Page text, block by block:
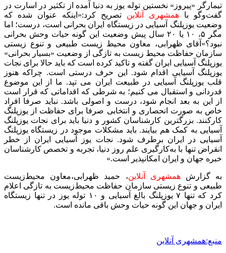
تیمارگر «پیروز» نخستین توله یوز به دنیا آمده از تکثیر در اسارت در
گفت‌وگو با همشهری آنلاین تصریح کرد:«اینکه عنوان شده که
وضعیت یوزپلنگ آسیایی در زیستگاه ایران بحرانی است، درست؛ اما
مگر ۵، ۱۰ یا ۲۰ سال پیش وضعیت این گونه حیات وحش بحرانی
نبود؟»آقای ظهرابی، معاون محیط زیست طبیعی و تنوع زیستی
سازمان حفاظت محیط زیست به تازگی از وضعیت «بسیار بحرانی»
یوزپلنگ آسیایی ایران گفته و تاکید کرده است که باید حالا برای نجات
یوزپلنگ آسیایی اقدام شود. این حرف درستی است. چراکه هنوز
قلب یوزپلنگ آسیایی در طبیعت ایران می تپد. ما از این موضوع
قدردانی و استقبال می کنیم؛ به شرطی که اقداماتی که قرار است
از این به بعد انجام شود، درست و اصولی باشد. نباید صرفا افراد
خاص به صورت انحصاری و انتخابی صرفا برای حفاظت از یوزپلنگ
کارکنند. بزرگترین کارشناسان کشور و دنیا باید برای نجات یوزپلنگ
آسیایی به کمک هم بیایند. باید مشکلات موجود در زیستگاه یوزپلنگ
آسیایی در ایران برطرف شود. نجات یوز آسیایی ایران از خطر
انقراض تنها با به‌کارگیری علم روز دنیا، تجربه و تخصص کارشناسان
خبره جهان و ایران امکانپذیر است.»
به گزارشهمشهری آنلاین، حمید ظهرابی،معاون محیط‌زیست
طبیعی و تنوع زیستی سازمان حفاظت محیط‌زیست به تازگی اعلام
کرد که تنها ۷ یوزپلنگ بالغ آسیایی و ۱۰ توله یوز در تنها زیستگاه
ایران و جهان این گونه حیات وحش باقی مانده است.
منبع:همشهری آنلاین